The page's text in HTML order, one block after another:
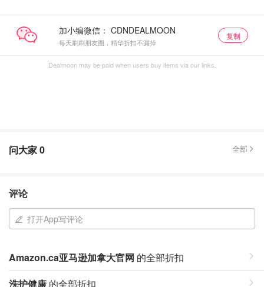
加小编微信：
每天刷刷朋友圈，精华折扣不漏掉
复制
Dealmoon may be paid when users buy items via our links.
问大家0 全部
评论
打开App写评论
Amazon.ca亚马逊加拿大官网 的全部折扣
洗护健康 的全部折扣